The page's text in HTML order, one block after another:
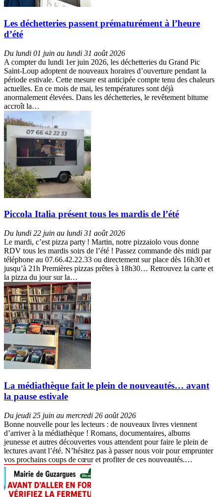
Les déchetteries passent prématurément à l’heure
d’été
Du lundi 01 juin au lundi 31 août 2026
A compter du lundi 1er juin 2026, les déchetteries du Grand Pic
Saint-Loup adoptent de nouveaux horaires d’ouverture pendant la
période estivale. Cette mesure est anticipée compte tenu des chaleurs
actuelles. En ce mois de mai, les températures sont déjà
anormalement élevées. Dans les déchetteries, le revêtement bitume
accroît la…
Piccola Italia présent tous les mardis de l’été
Du lundi 22 juin au lundi 31 août 2026
Le mardi, c’est pizza party ! Martin, notre pizzaiolo vous donne
RDV tous les mardis soirs de l’été ! Passez commande dès midi par
téléphone au 07.66.42.22.33 ou directement sur place dès 16h30 et
jusqu’à 21h Premières pizzas prêtes à 18h30… Retrouvez la carte et
la pizza du jour sur la…
La médiathèque fait le plein de nouveautés… avant
la pause estivale
Du jeudi 25 juin au mercredi 26 août 2026
Bonne nouvelle pour les lecteurs : de nouveaux livres viennent
d’arriver à la médiathèque ! Romans, documentaires, albums
jeunesse et autres découvertes vous attendent pour faire le plein de
lectures avant l’été. N’hésitez pas à passer nous voir pour emprunter
vos prochains coups de cœur et profiter de ces nouveautés.…